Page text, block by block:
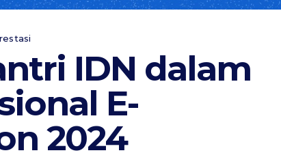
IDN dalam
E-
2024